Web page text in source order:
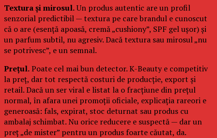
Textura și mirosul.Un produs autentic are un profil
senzorial predictibil — textura pe care brandul e cunoscut
că o are (esență apoasă, cremă „cushiony”, SPF gel ușor) și
un parfum subtil, nu agresiv. Dacă textura sau mirosul „nu
se potrivesc”, e un semnal.
Prețul.Poate cel mai bun detector. K-Beauty e competitiv
la preț, dar tot respectă costuri de producție, export și
retail. Dacă un ser viral e listat la o fracțiune din prețul
normal, în afara unei promoții oficiale, explicația rareori e
generoasă: fals, expirat, stoc deturnat sau produs cu
ambalaj schimbat. Nu orice reducere e suspectă — dar un
preț „de mister” pentru un produs foarte căutat, da.